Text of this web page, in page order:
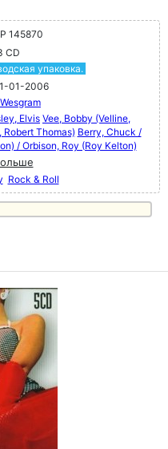
145870
CD
упаковка.
01-2006
Elvis Vee, Bobby (Velline,
Robert Thomas) Berry, Chuck /
/ Orbison, Roy (Roy Kelton)
Rock & Roll